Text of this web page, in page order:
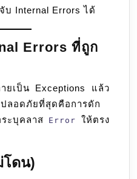
บ Internal Errors ได้
Errors ที่ถูก
ยเป็น Exceptions แล้ว
ลอดภัยที่สุดคือการดัก
ะบุคลาส Error
ให้ตรง
โดน)